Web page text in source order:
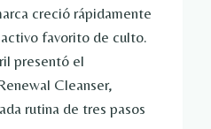
creció rápidamente
favorito de culto.
presentó el
Cleanser,
rutina de tres pasos